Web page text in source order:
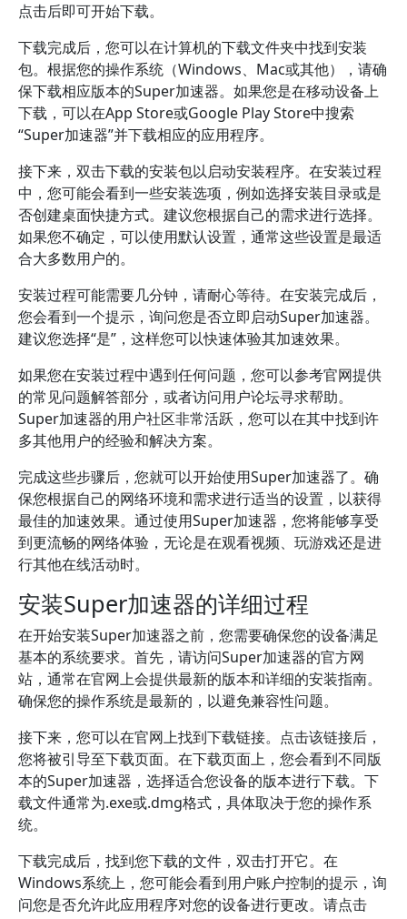
点击后即可开始下载。
下载完成后，您可以在计算机的下载文件夹中找到安装
包。根据您的操作系统（Windows、Mac或其他），请确
保下载相应版本的Super加速器。如果您是在移动设备上
下载，可以在App Store或Google Play Store中搜索
“Super加速器”并下载相应的应用程序。
接下来，双击下载的安装包以启动安装程序。在安装过程
中，您可能会看到一些安装选项，例如选择安装目录或是
否创建桌面快捷方式。建议您根据自己的需求进行选择。
如果您不确定，可以使用默认设置，通常这些设置是最适
合大多数用户的。
安装过程可能需要几分钟，请耐心等待。在安装完成后，
您会看到一个提示，询问您是否立即启动Super加速器。
建议您选择“是”，这样您可以快速体验其加速效果。
如果您在安装过程中遇到任何问题，您可以参考官网提供
的常见问题解答部分，或者访问用户论坛寻求帮助。
Super加速器的用户社区非常活跃，您可以在其中找到许
多其他用户的经验和解决方案。
完成这些步骤后，您就可以开始使用Super加速器了。确
保您根据自己的网络环境和需求进行适当的设置，以获得
最佳的加速效果。通过使用Super加速器，您将能够享受
到更流畅的网络体验，无论是在观看视频、玩游戏还是进
行其他在线活动时。
安装Super加速器的详细过程
在开始安装Super加速器之前，您需要确保您的设备满足
基本的系统要求。首先，请访问Super加速器的官方网
站，通常在官网上会提供最新的版本和详细的安装指南。
确保您的操作系统是最新的，以避免兼容性问题。
接下来，您可以在官网上找到下载链接。点击该链接后，
您将被引导至下载页面。在下载页面上，您会看到不同版
本的Super加速器，选择适合您设备的版本进行下载。下
载文件通常为.exe或.dmg格式，具体取决于您的操作系
统。
下载完成后，找到您下载的文件，双击打开它。在
Windows系统上，您可能会看到用户账户控制的提示，询
问您是否允许此应用程序对您的设备进行更改。请点击